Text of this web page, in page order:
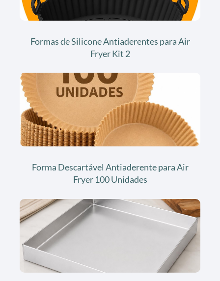
Formas de Silicone Antiaderentes para Air
Fryer Kit 2
Forma Descartável Antiaderente para Air
Fryer 100 Unidades